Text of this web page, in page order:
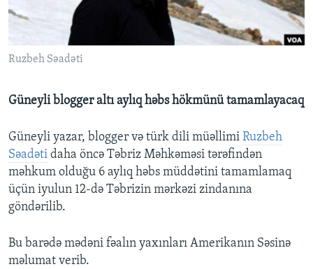
Dillər
Ruzbeh Səadəti
Güneyli blogger altı aylıq həbs hökmünü tamamlayacaq
Güneyli yazar, blogger və türk dili müəllimi Ruzbeh
Səadəti daha öncə Təbriz Məhkəməsi tərəfindən
məhkum olduğu 6 aylıq həbs müddətini tamamlamaq
üçün iyulun 12-də Təbrizin mərkəzi zindanına
göndərilib.
Bu barədə mədəni fəalın yaxınları Amerikanın Səsinə
məlumat verib.